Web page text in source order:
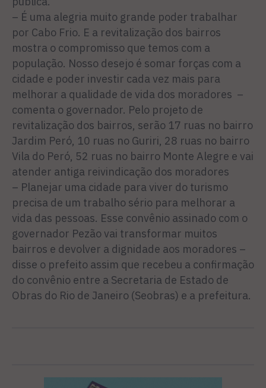
– É uma alegria muito grande poder trabalhar
por Cabo Frio. E a revitalização dos bairros
mostra o compromisso que temos com a
população. Nosso desejo é somar forças com a
cidade e poder investir cada vez mais para
melhorar a qualidade de vida dos moradores –
comenta o governador. Pelo projeto de
revitalização dos bairros, serão 17 ruas no bairro
Jardim Peró, 10 ruas no Guriri, 28 ruas no bairro
Vila do Peró, 52 ruas no bairro Monte Alegre e vai
atender antiga reivindicação dos moradores
– Planejar uma cidade para viver do turismo
precisa de um trabalho sério para melhorar a
vida das pessoas. Esse convênio assinado com o
governador Pezão vai transformar muitos
bairros e devolver a dignidade aos moradores –
disse o prefeito assim que recebeu a confirmação
do convênio entre a Secretaria de Estado de
Obras do Rio de Janeiro (Seobras) e a prefeitura.